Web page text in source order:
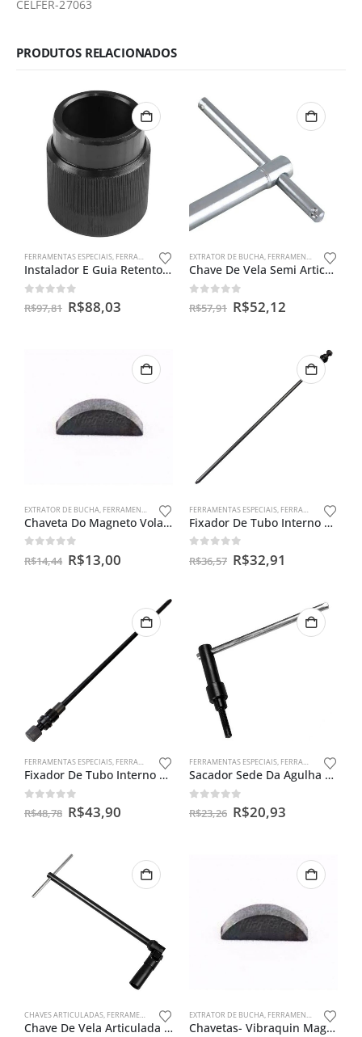
CELFER-27063
PRODUTOS RELACIONADOS
FERRAMENTAS ESPECIAIS, FERRAMENTAS PARA BENGALAS
Instalador E Guia Retentor De Bengala Cbx 250 Twister Fb
out of 5
R$97,81 R$88,03
EXTRATOR DE BUCHA, FERRAMENTAS ESPECIAIS
Chave De Vela Semi Articulada 16mm
out of 5
R$57,91 R$52,12
EXTRATOR DE BUCHA, FERRAMENTAS ESPECIAIS
Chaveta Do Magneto Volante Rx /dt 180/tdr/dt/yamaha Antigas
out of 5
R$14,44 R$13,00
FERRAMENTAS ESPECIAIS, FERRAMENTAS PARA BENGALAS
Fixador De Tubo Interno Cg 125
out of 5
R$36,57 R$32,91
FERRAMENTAS ESPECIAIS, FERRAMENTAS PARA BENGALAS
Fixador De Tubo Interno Cg 150
out of 5
R$48,78 R$43,90
FERRAMENTAS ESPECIAIS, FERRAMENTAS PARA CARBURADORES
Sacador Sede Da Agulha Do Carburador Universal
out of 5
R$23,26 R$20,93
CHAVES ARTICULADAS, FERRAMENTAS ESPECIAIS
Chave De Vela Articulada 16m – Cg150 / Ybr 125/ Twister
EXTRATOR DE BUCHA, FERRAMENTAS ESPECIAIS
Chavetas- Vibraquin Magneto Cg Titan 125/150